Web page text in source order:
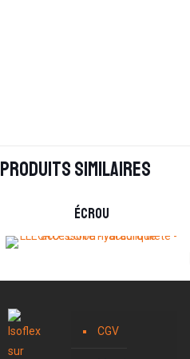
Produits similaires
Écrou
CGV